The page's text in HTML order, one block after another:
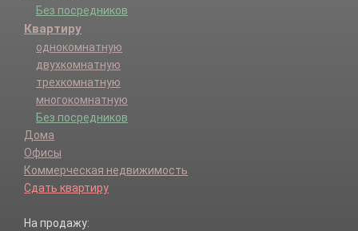
Без посредников
Квартиру
однокомнатную
двухкомнатную
трехкомнатную
многокомнатную
Без посредников
Дома
Офисы
Коммерческая недвижимость
Сдать квартиру
На продажу: